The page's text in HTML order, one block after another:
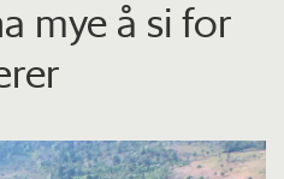
mye å si for